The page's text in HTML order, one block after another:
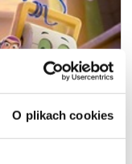
O plikach cookies